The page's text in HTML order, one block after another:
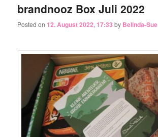
brandnooz Box Juli 2022
Posted on12. August 2022, 17:33 by Belinda-Sue